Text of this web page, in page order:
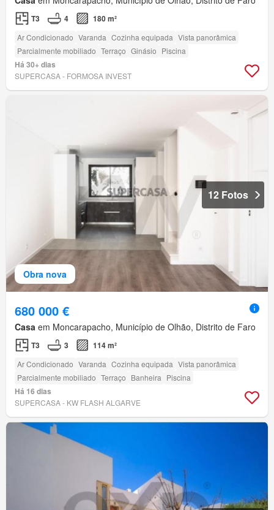
T3 4 180 m²
Ar Condicionado Varanda Cozinha equipada Vista panorâmica
Parcialmente mobiliado Terraço Ginásio Piscina
Há 30+ dias
SUPERCASA - FORMOSA INVEST
Obra nova
12 Fotos
680 000 €
Casa em Moncarapacho, Município de Olhão, Distrito de Faro
T3 3 114 m²
Ar Condicionado Varanda Cozinha equipada Vista panorâmica
Parcialmente mobiliado Terraço Banheira Piscina
Há 16 dias
SUPERCASA - KW FLASH ALGARVE